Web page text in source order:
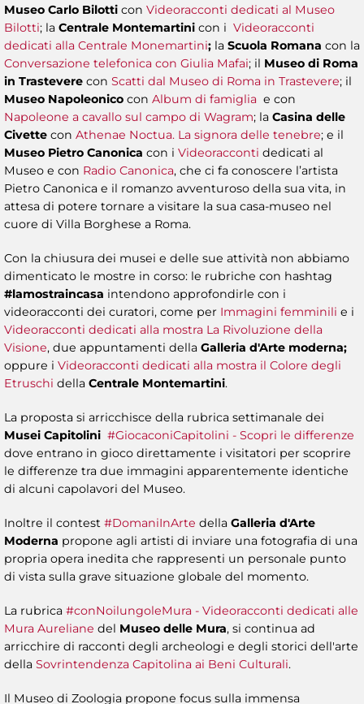
Museo Carlo Bilotti con Videoracconti dedicati al Museo
Bilotti; la Centrale Montemartini con i Videoracconti
dedicati alla Centrale Monemartini; la Scuola Romana con la
Conversazione telefonica con Giulia Mafai; il Museo di Roma
in Trastevere con Scatti dal Museo di Roma in Trastevere; il
Museo Napoleonico con Album di famiglia e con
Napoleone a cavallo sul campo di Wagram; la Casina delle
Civette con Athenae Noctua. La signora delle tenebre; e il
Museo Pietro Canonica con i Videoracconti dedicati al
Museo e con Radio Canonica, che ci fa conoscere l’artista
Pietro Canonica e il romanzo avventuroso della sua vita, in
attesa di potere tornare a visitare la sua casa-museo nel
cuore di Villa Borghese a Roma.
Con la chiusura dei musei e delle sue attività non abbiamo
dimenticato le mostre in corso: le rubriche con hashtag
#lamostraincasa intendono approfondirle con i
videoracconti dei curatori, come per Immagini femminili e i
Videoracconti dedicati alla mostra La Rivoluzione della
Visione, due appuntamenti della Galleria d'Arte moderna;
oppure i Videoracconti dedicati alla mostra il Colore degli
Etruschi della Centrale Montemartini.
La proposta si arricchisce della rubrica settimanale dei
Musei Capitolini #GiocaconiCapitolini - Scopri le differenze
dove entrano in gioco direttamente i visitatori per scoprire
le differenze tra due immagini apparentemente identiche
di alcuni capolavori del Museo.
Inoltre il contest #DomaniInArte della Galleria d'Arte
Moderna propone agli artisti di inviare una fotografia di una
propria opera inedita che rappresenti un personale punto
di vista sulla grave situazione globale del momento.
La rubrica #conNoilungoleMura - Videoracconti dedicati alle
Mura Aureliane del Museo delle Mura, si continua ad
arricchire di racconti degli archeologi e degli storici dell'arte
della Sovrintendenza Capitolina ai Beni Culturali.
Il Museo di Zoologia propone focus sulla immensa